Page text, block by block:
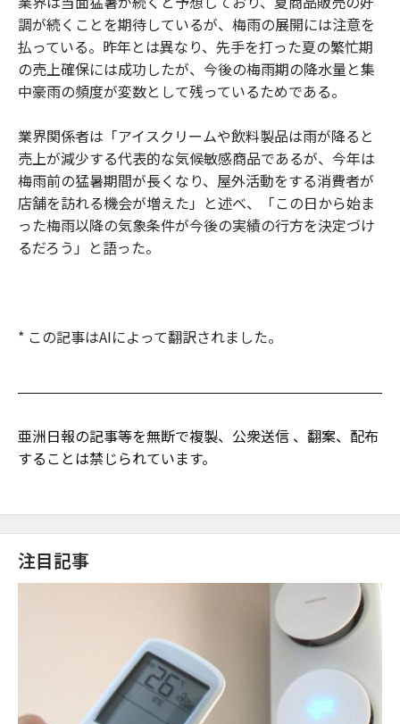
調が続くことを期待しているが、梅雨の展開には注意を
払っている。昨年とは異なり、先手を打った夏の繁忙期
の売上確保には成功したが、今後の梅雨期の降水量と集
中豪雨の頻度が変数として残っているためである。
業界関係者は「アイスクリームや飲料製品は雨が降ると
売上が減少する代表的な気候敏感商品であるが、今年は
梅雨前の猛暑期間が長くなり、屋外活動をする消費者が
店舗を訪れる機会が増えた」と述べ、「この日から始ま
った梅雨以降の気象条件が今後の実績の行方を決定づけ
るだろう」と語った。
* この記事はAIによって翻訳されました。
亜洲日報の記事等を無断で複製、公衆送信 、翻案、配布
することは禁じられています。
注目記事